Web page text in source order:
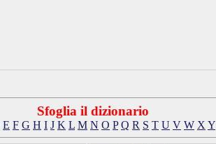
Sfoglia il dizionario
E F G H I J K L M N O P Q R S T U V W X Y